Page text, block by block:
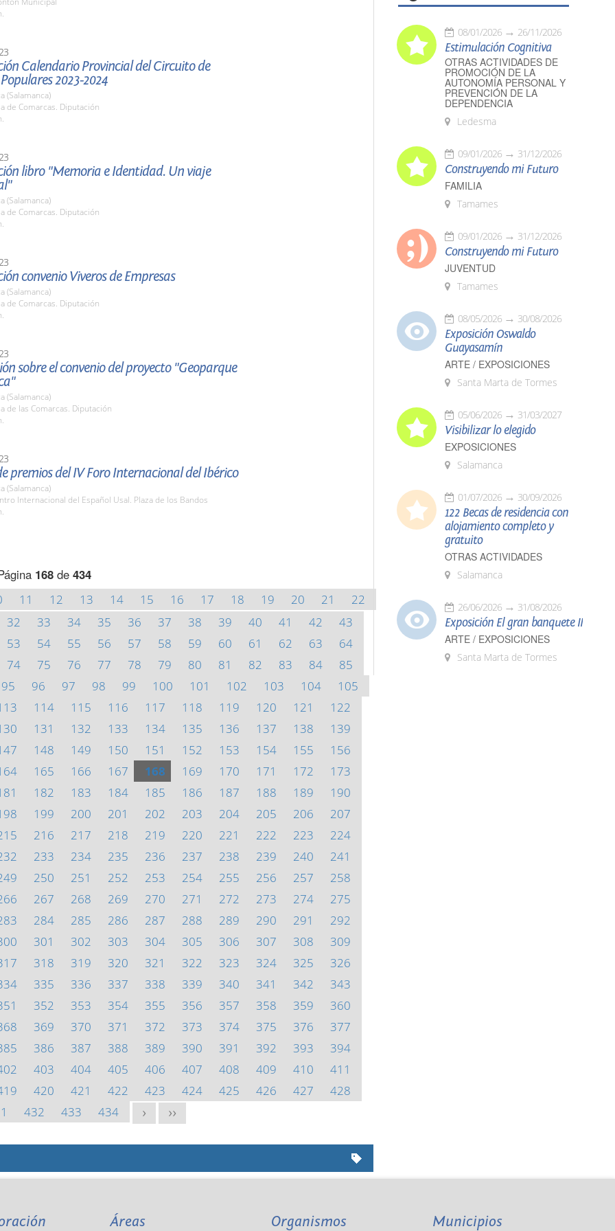
Calendario Provincial del Circuito de
2023-2024
(Salamanca)
de Comarcas. Diputación
libro "Memoria e Identidad. Un viaje
(Salamanca)
de Comarcas. Diputación
convenio Viveros de Empresas
(Salamanca)
de Comarcas. Diputación
sobre el convenio del proyecto "Geoparque
(Salamanca)
de las Comarcas. Diputación
premios del IV Foro Internacional del Ibérico
(Salamanca)
Internacional del Español Usal. Plaza de los Bandos
168de 434
11 12 13 14 15 16 17 18 19 20 21
22
32
33 34 35 36 37 38 39 40 41 42
43
53
54 55 56 57 58 59 60 61 62 63
64
74
75 76 77 78 79 80 81 82 83 84
85
95
96 97 98 99 100 101 102 103 104
105
114 115 116 117 118 119 120 121
122
131 132 133 134 135 136 137 138
139
148 149 150 151 152 153 154 155
156
165 166 167 168 169 170 171 172
173
182 183 184 185 186 187 188 189
190
199 200 201 202 203 204 205 206
207
216 217 218 219 220 221 222 223
224
233 234 235 236 237 238 239 240
241
250 251 252 253 254 255 256 257
258
267 268 269 270 271 272 273 274
275
284 285 286 287 288 289 290 291
292
301 302 303 304 305 306 307 308
309
318 319 320 321 322 323 324 325
326
335 336 337 338 339 340 341 342
343
352 353 354 355 356 357 358 359
360
369 370 371 372 373 374 375 376
377
386 387 388 389 390 391 392 393
394
403 404 405 406 407 408 409 410
411
420 421 422 423 424 425 426 427
428
432 433 434 > >>
08/01/2026 26/11/2026
Estimulación Cognitiva
OTRAS ACTIVIDADES DE
PROMOCIÓN DE LA
AUTONOMÍA PERSONAL Y
PREVENCIÓN DE LA
DEPENDENCIA
Ledesma
09/01/2026 31/12/2026
Construyendo mi Futuro
FAMILIA
Tamames
09/01/2026 31/12/2026
Construyendo mi Futuro
JUVENTUD
Tamames
08/05/2026 30/08/2026
Exposición Oswaldo
Guayasamín
ARTE / EXPOSICIONES
Santa Marta de Tormes
05/06/2026 31/03/2027
Visibilizar lo elegido
EXPOSICIONES
Salamanca
01/07/2026 30/09/2026
122 Becas de residencia con
alojamiento completo y
gratuito
OTRAS ACTIVIDADES
Salamanca
26/06/2026 31/08/2026
Exposición El gran banquete II
ARTE / EXPOSICIONES
Santa Marta de Tormes
Áreas Organismos Municipios